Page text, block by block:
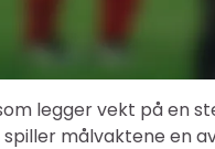
legger vekt på en
målvaktene en